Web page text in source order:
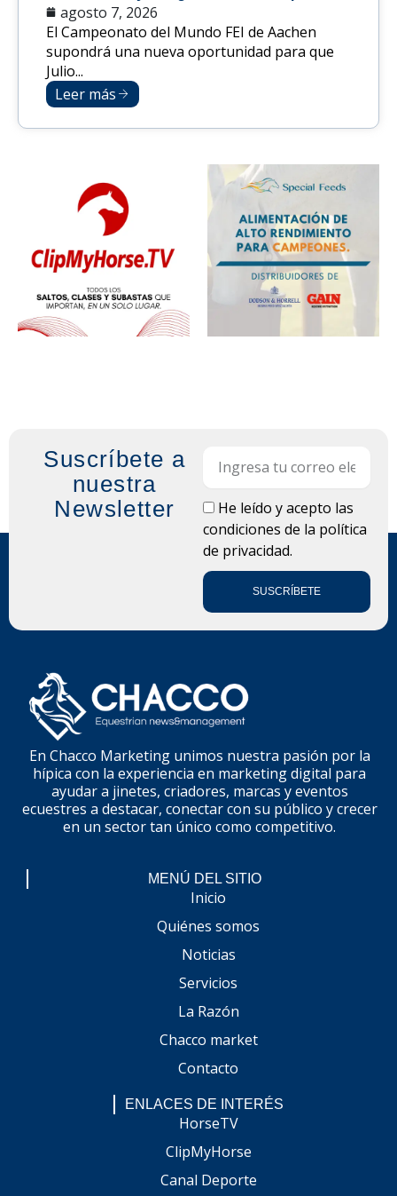
agosto 7, 2026
El Campeonato del Mundo FEI de Aachen
supondrá una nueva oportunidad para que
Julio...
Leer más
Suscríbete a
nuestra
Newsletter
LOPDHe leído y acepto las
condiciones de la política
de privacidad.
SUSCRÍBETE
En Chacco Marketing unimos nuestra pasión por la
hípica con la experiencia en marketing digital para
ayudar a jinetes, criadores, marcas y eventos
ecuestres a destacar, conectar con su público y crecer
en un sector tan único como competitivo.
MENÚ DEL SITIO
Inicio
Quiénes somos
Noticias
Servicios
La Razón
Chacco market
Contacto
ENLACES DE INTERÉS
HorseTV
ClipMyHorse
Canal Deporte